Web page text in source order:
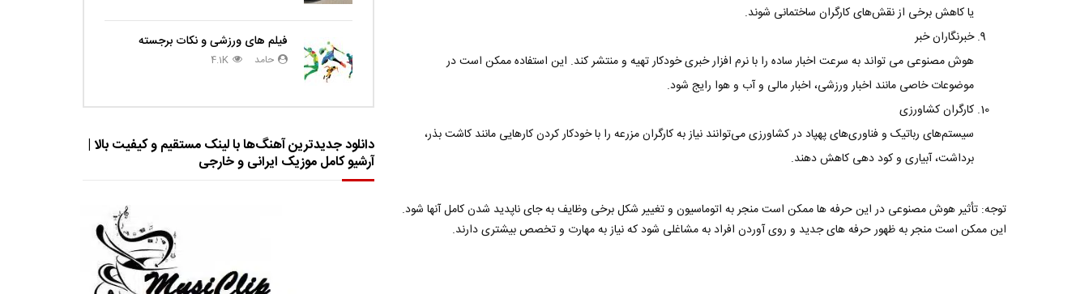
یا کاهش برخی از نقش‌های کارگران ساختمانی شوند.
خبرنگاران خبر
هوش مصنوعی می تواند به سرعت اخبار ساده را با نرم افزار خبری خودکار تهیه و منتشر کند. این استفاده ممکن است در
موضوعات خاصی مانند اخبار ورزشی، اخبار مالی و آب و هوا رایج شود.
کارگران کشاورزی
سیستم‌های رباتیک و فناوری‌های پهپاد در کشاورزی می‌توانند نیاز به کارگران مزرعه را با خودکار کردن کارهایی مانند کاشت بذر،
برداشت، آبیاری و کود دهی کاهش دهند.
توجه: تأثیر هوش مصنوعی در این حرفه ها ممکن است منجر به اتوماسیون و تغییر شکل برخی وظایف به جای ناپدید شدن کامل آنها شود.
این ممکن است منجر به ظهور حرفه های جدید و روی آوردن افراد به مشاغلی شود که نیاز به مهارت و تخصص بیشتری دارند.
فیلم های ورزشی و نکات برجسته
حامد 4.1K
دانلود جدیدترین آهنگ‌ها با لینک مستقیم و کیفیت بالا |
آرشیو کامل موزیک ایرانی و خارجی